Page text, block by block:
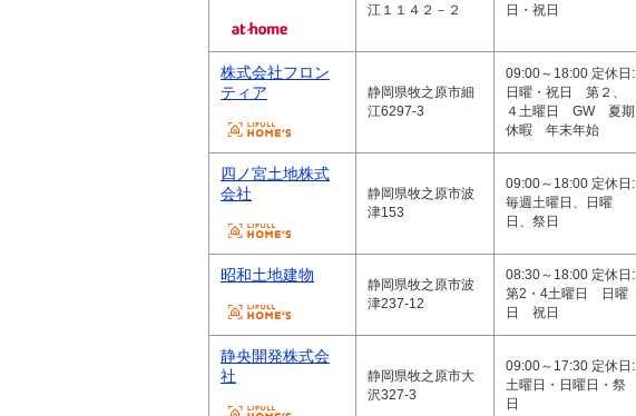
江１１４２－２
日・祝日
株式会社フロン
ティア
静岡県牧之原市細
江6297-3
09:00～18:00 定休日:
日曜・祝日 第２、
４土曜日 GW 夏期
休暇 年末年始
四ノ宮土地株式
会社
静岡県牧之原市波
津153
09:00～18:00 定休日:
毎週土曜日、日曜
日、祭日
昭和土地建物
静岡県牧之原市波
津237-12
08:30～18:00 定休日:
第2・4土曜日 日曜
日 祝日
静央開発株式会
社
静岡県牧之原市大
沢327-3
09:00～17:30 定休日:
土曜日・日曜日・祭
日